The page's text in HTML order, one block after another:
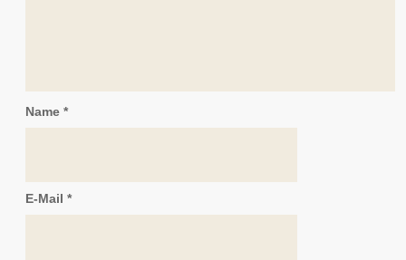
Name *
E-Mail *